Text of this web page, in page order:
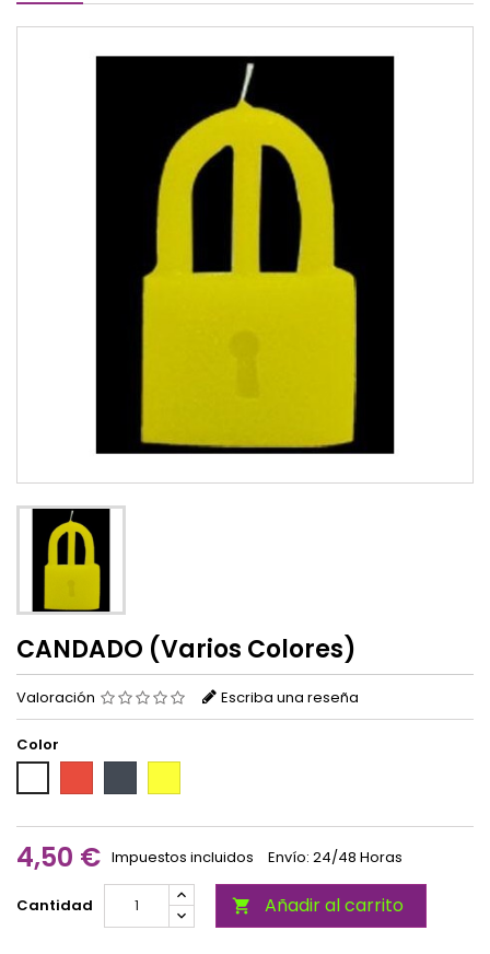
CANDADO (Varios Colores)
Valoración Escriba una reseña
Color
4,50 € Impuestos incluidos Envío: 24/48 Horas
Cantidad  Añadir al carrito